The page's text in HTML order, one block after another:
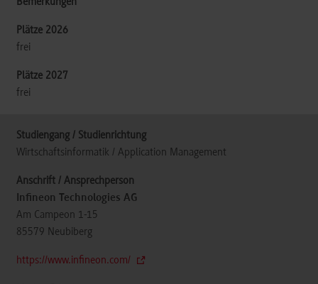
frei
frei
Wirtschaftsinformatik / Application Management
Infineon Technologies AG
Am Campeon 1-15
85579 Neubiberg
https://www.infineon.com/